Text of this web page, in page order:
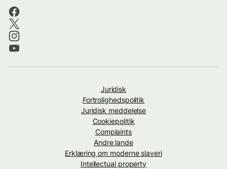
Juridisk
Fortrolighedspolitik
Juridisk meddelelse
Cookiepolitik
Complaints
Andre lande
Erklæring om moderne slaveri
Intellectual property